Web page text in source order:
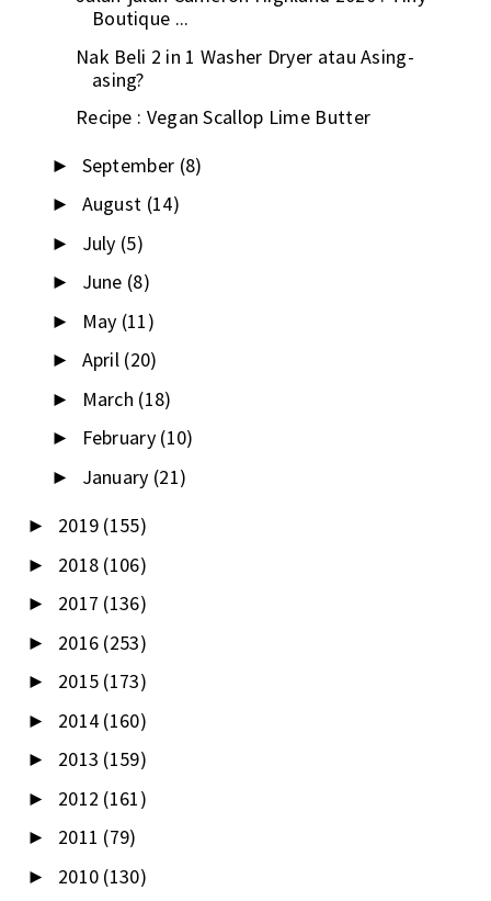
Boutique ...
Nak Beli 2 in 1 Washer Dryer atau Asing-
asing?
Recipe : Vegan Scallop Lime Butter
► September (8)
► August (14)
► July (5)
► June (8)
► May (11)
► April (20)
► March (18)
► February (10)
► January (21)
► 2019 (155)
► 2018 (106)
► 2017 (136)
► 2016 (253)
► 2015 (173)
► 2014 (160)
► 2013 (159)
► 2012 (161)
► 2011 (79)
► 2010 (130)